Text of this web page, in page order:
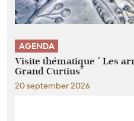
AGENDA
Visite thématique " Les
Grand Curtius"
20 september 2026